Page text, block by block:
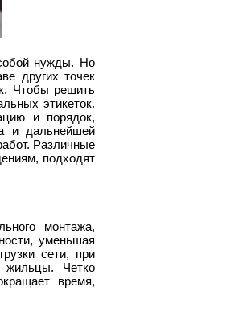
нужды. Но
других точек
Чтобы решить
этикеток.
и порядок,
и дальнейшей
Различные
подходят
монтажа,
уменьшая
сети, при
жильцы. Четко
время,